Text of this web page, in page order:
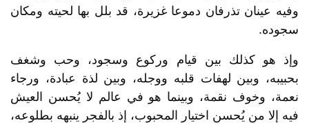
وفيه عينان تذرفان دموعا غزيرة، قد بلل بها لحيته ومكان
سجوده.
وإذ هو كذلك بين قيام وركوع وسجود، وحب وشغف
بحبيبه، وبين لهفات قلبه ووجله، وبين لذة عبادة، ورجاء
نعمة، وخوف نقمة، وبينما هو في عالم لا يُحسن العيش
فيه إلا من يُحسن اختيار المحبوب، إذ بالفجر ينبهه بطلوعه،